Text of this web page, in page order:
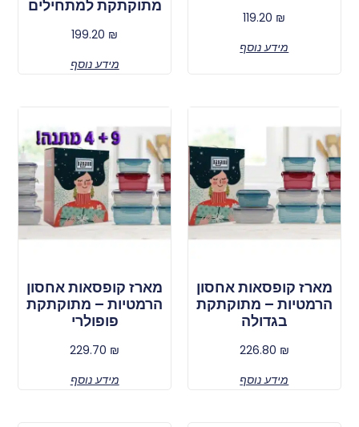
119.20 ₪
מידע נוסף
מתוקתקת למתחילים
199.20 ₪
מידע נוסף
מארז קופסאות אחסון
הרמטיות – מתוקתקת
בגדולה
226.80 ₪
מידע נוסף
מארז קופסאות אחסון
הרמטיות – מתוקתקת
פופולרי
229.70 ₪
מידע נוסף